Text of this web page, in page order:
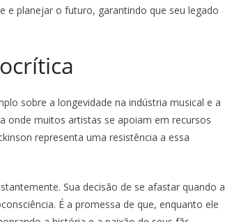
e planejar o futuro, garantindo que seu legado
sobre a longevidade na indústria musical e a
onde muitos artistas se apoiam em recursos
representa uma resistência a essa
Sua decisão de se afastar quando a
É a promessa de que, enquanto ele